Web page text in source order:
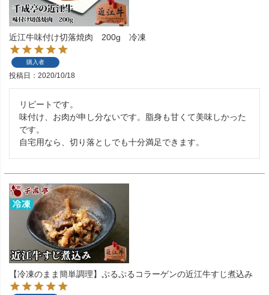
近江牛味付け切落焼肉 200g 冷凍
購入者
投稿日 2020/10/18
リピートです。
味付け、お肉が申し分ないです。脂身も甘くて美味しかった
です。
【冷凍のまま簡単調理】ぷるぷるコラーゲンの近江牛すじ煮込み